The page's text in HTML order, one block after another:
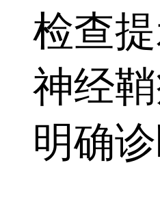
检查
神经
明确诊